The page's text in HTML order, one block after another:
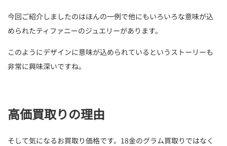
今回ご紹介しましたのはほんの一例で他にもいろいろな意味が込
められたティファニーのジュエリーがあります。
このようにデザインに意味が込められているというストーリーも
非常に興味深いですね。
高価買取りの理由
そして気になるお買取り価格です。18金のグラム買取りではなく